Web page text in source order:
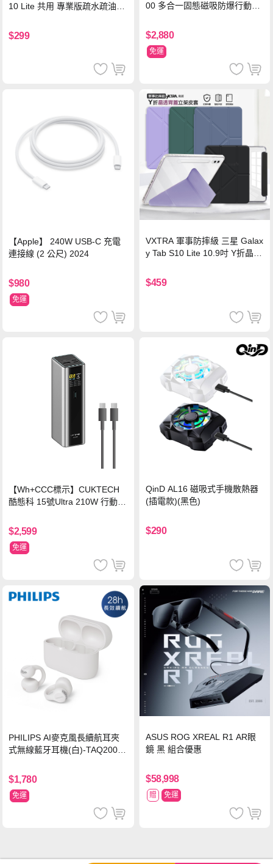
10 Lite 共用 專業版疏水疏油9H
$299
00 多合一固態磁吸防爆行動電
$2,880
免運
【Apple】 240W USB-C 充電
連接線 (2 公尺) 2024
$980
免運
VXTRA 軍事防摔級 三星 Galax
y Tab S10 Lite 10.9吋 Y折晶透
$459
【Wh+CCC標示】CUKTECH
酷態科 15號Ultra 210W 行動電
$2,599
免運
QinD AL16 磁吸式手機散熱器
(插電款)(黑色)
$290
PHILIPS AI麥克風長續航耳夾
式無線藍牙耳機(白)-TAQ2000
$1,780
免運
ASUS ROG XREAL R1 AR眼
鏡 黑 組合優惠
$58,998
贈 免運